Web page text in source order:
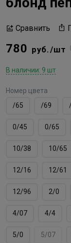
Сравнить
780 руб./шт
В наличии: 9 шт
Номер цвета
/65
/69
0/45 0/65
10/38 10/65
12/16 12/61
12/96 2/0
4/07 4/4
5/0 5/07